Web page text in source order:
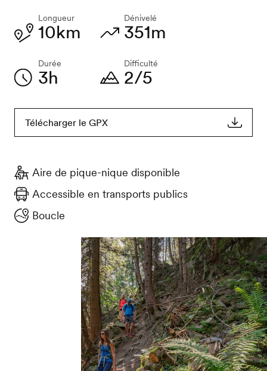
Longueur
10km
Durée
3h
Dénivelé
351m
Difficulté
2/5
Télécharger le GPX
Aire de pique-nique disponible
Accessible en transports publics
Boucle